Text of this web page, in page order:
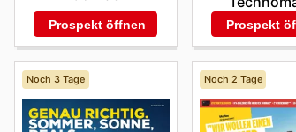
Prospekt öffnen Prospekt
Noch 3 Tage Noch 2 Tage